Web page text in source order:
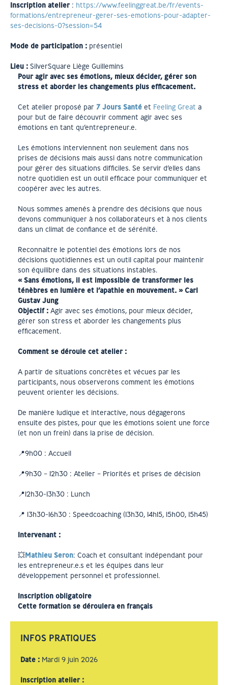
Inscription atelier: https://www.feelinggreat.be/fr/events-
formations/entrepreneur-gerer-ses-emotions-pour-adapter-
ses-decisions-0?session=54
Mode de participation : présentiel
Lieu : SilverSquare Liège Guillemins
Pour agir avec ses émotions, mieux décider, gérer son
stress et aborder les changements plus efficacement.
Cet atelier proposé par 7 Jours Santé et Feeling Great a
pour but de faire découvrir comment agir avec ses
émotions en tant qu’entrepreneur.e.
Les émotions interviennent non seulement dans nos
prises de décisions mais aussi dans notre communication
pour gérer des situations difficiles. Se servir d’elles dans
notre quotidien est un outil efficace pour communiquer et
coopérer avec les autres.
Nous sommes amenés à prendre des décisions que nous
devons communiquer à nos collaborateurs et à nos clients
dans un climat de confiance et de sérénité.
Reconnaitre le potentiel des émotions lors de nos
décisions quotidiennes est un outil capital pour maintenir
son équilibre dans des situations instables.
« Sans émotions, il est impossible de transformer les ​
ténèbres en lumière et l’apathie en mouvement. »Carl
Gustav Jung
Objectif : Agir avec ses émotions, pour mieux décider,
gérer son stress et aborder les changements plus
efficacement.
Comment se déroule cet atelier :
A partir de situations concrètes et vécues par les
participants, nous observerons comment les émotions
peuvent orienter les décisions.
De manière ludique et interactive, nous dégagerons
ensuite des pistes, pour que les émotions soient une force
(et non un frein) dans la prise de décision.
📍9h00 : Accueil
📍9h30 – 12h30 : Atelier – Priorités et prises de décision
📍12h30-13h30 : Lunch
📍 13h30-16h30 : Speedcoaching (13h30, 14h15, 15h00, 15h45)
Intervenant :
💥Mathieu Seron: Coach et consultant indépendant pour
les entrepreneur.e.s et les équipes dans leur
développement personnel et professionnel.
Inscription obligatoire
Cette formation se déroulera en français
INFOS PRATIQUES
Date : Mardi 9 juin 2026
Inscription atelier :